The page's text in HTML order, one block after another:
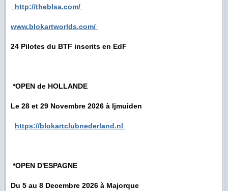
http://theblsa.com/
www.blokartworlds.com/
24 Pilotes du BTF inscrits en EdF
*OPEN de HOLLANDE
Le 28 et 29 Novembre 2026 à Ijmuiden
https://blokartclubnederland.nl
*OPEN D'ESPAGNE
Du 5 au 8 Decembre 2026 à Majorque